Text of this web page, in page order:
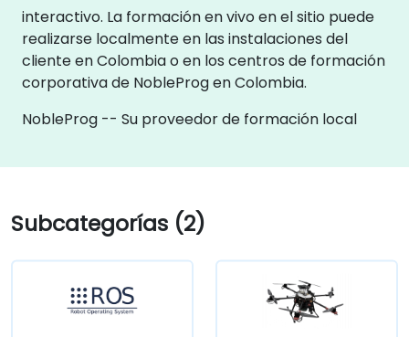
interactivo. La formación en vivo en el sitio puede
realizarse localmente en las instalaciones del
cliente en Colombia o en los centros de formación
corporativa de NobleProg en Colombia.
NobleProg -- Su proveedor de formación local
Subcategorías (2)